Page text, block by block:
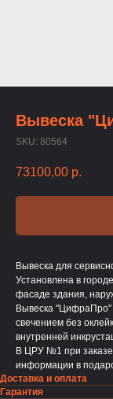
Вывеска
SKU: 80564
73100,00 р.
Вывеска для
Установлена в
фасаде здания,
Вывеска "ЦифраПро"
свечением без
внутренней
В ЦРУ №1 при заказе
информации в
Доставка и оплата
Гарантия